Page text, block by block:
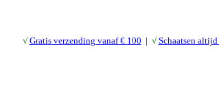
√ Gratis verzending vanaf € 100 | √ Schaatsen altijd